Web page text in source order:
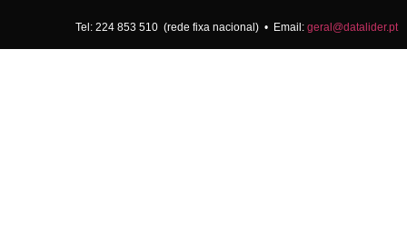
Tel: 224 853 510 (rede fixa nacional) • Email: geral@datalider.pt